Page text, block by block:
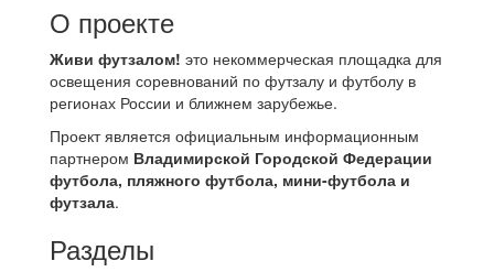
О проекте
Живи футзалом! это некоммерческая площадка для
освещения соревнований по футзалу и футболу в
регионах России и ближнем зарубежье.
Проект является официальным информационным
партнером Владимирской Городской Федерации
футбола, пляжного футбола, мини-футбола и
футзала.
Разделы